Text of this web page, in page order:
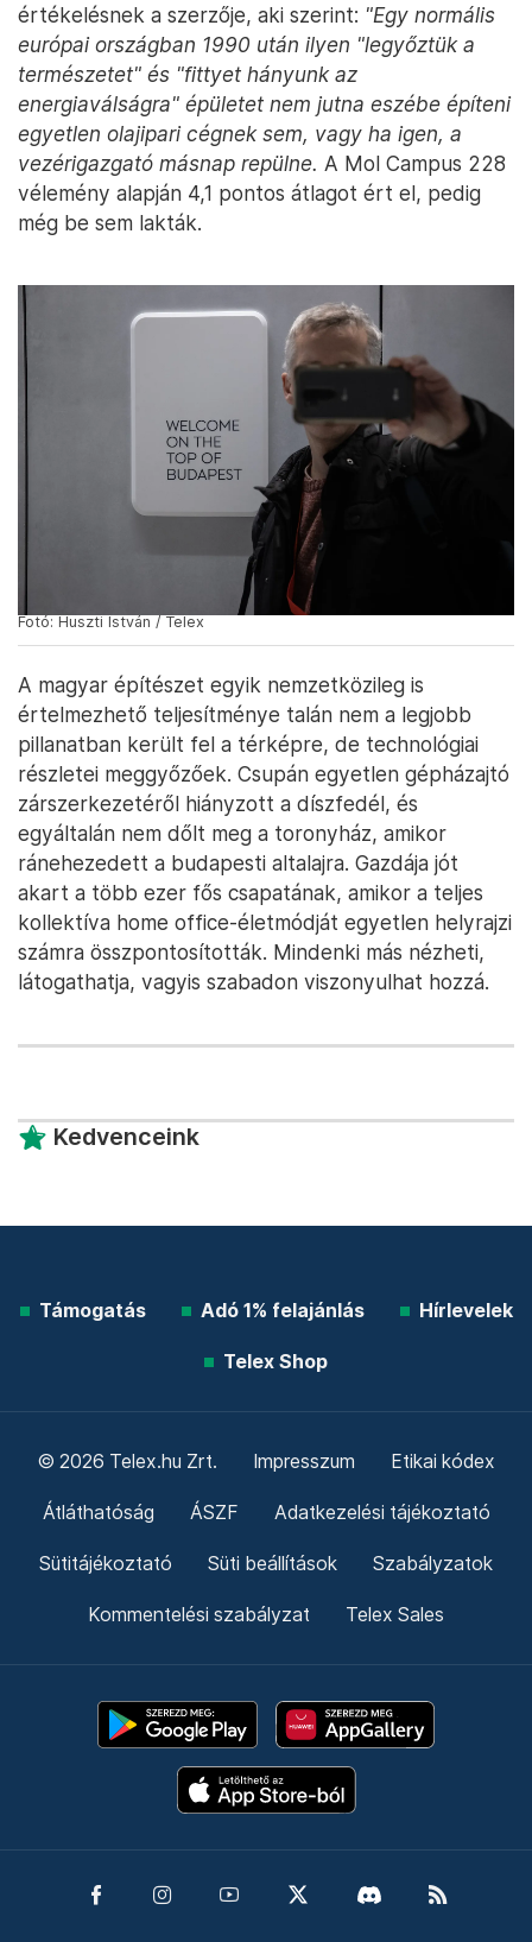
értékelésnek a szerzője, aki szerint: "Egy normális
európai országban 1990 után ilyen "legyőztük a
természetet" és "fittyet hányunk az
energiaválságra" épületet nem jutna eszébe építeni
egyetlen olajipari cégnek sem, vagy ha igen, a
vezérigazgató másnap repülne. A Mol Campus 228
vélemény alapján 4,1 pontos átlagot ért el, pedig
még be sem lakták.
Fotó: Huszti István / Telex
A magyar építészet egyik nemzetközileg is
értelmezhető teljesítménye talán nem a legjobb
pillanatban került fel a térképre, de technológiai
részletei meggyőzőek. Csupán egyetlen gépházajtó
zárszerkezetéről hiányzott a díszfedél, és
egyáltalán nem dőlt meg a toronyház, amikor
ránehezedett a budapesti altalajra. Gazdája jót
akart a több ezer fős csapatának, amikor a teljes
kollektíva home office-életmódját egyetlen helyrajzi
számra összpontosították. Mindenki más nézheti,
látogathatja, vagyis szabadon viszonyulhat hozzá.
Kedvenceink
Támogatás Adó 1% felajánlás Hírlevelek
Telex Shop
© 2026 Telex.hu Zrt. Impresszum Etikai kódex
Átláthatóság ÁSZF Adatkezelési tájékoztató
Sütitájékoztató Süti beállítások Szabályzatok
Kommentelési szabályzat Telex Sales